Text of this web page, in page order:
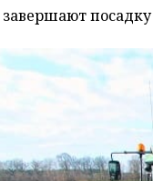
посадку